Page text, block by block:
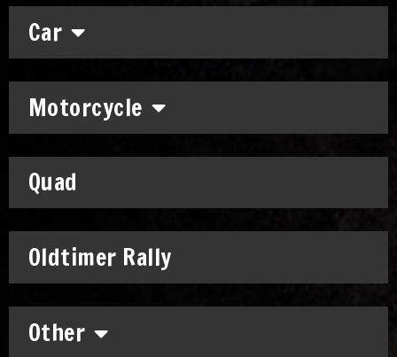
Car
Motorcycle
Quad
Oldtimer Rally
Other